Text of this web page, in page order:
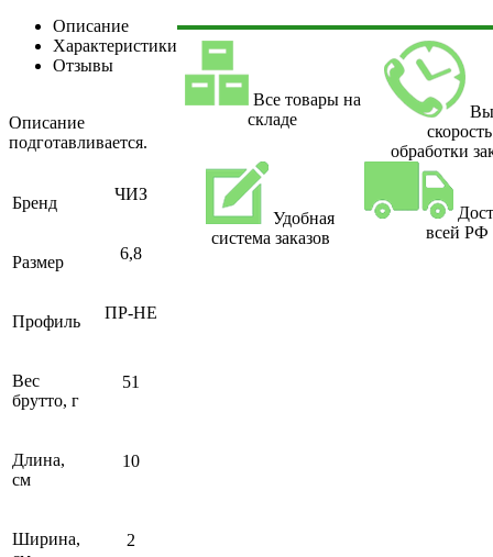
Описание
Характеристики
Отзывы
Описание
подготавливается.
Бренд ЧИЗ
Размер 6,8
Профиль ПР-НЕ
Вес
брутто, г
51
Длина,
см
10
Ширина,
2
Все товары на
складе
скорость
обработки
Удобная
система заказов
всей РФ